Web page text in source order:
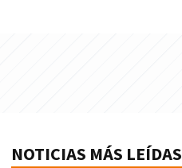
NOTICIAS MÁS LEÍDAS